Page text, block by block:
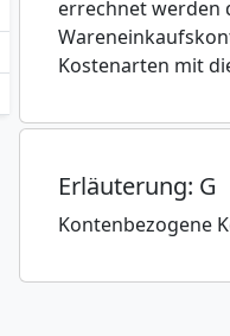
errechnet werden
Kostenarten mit
Erläuterung: G
Kontenbezogene